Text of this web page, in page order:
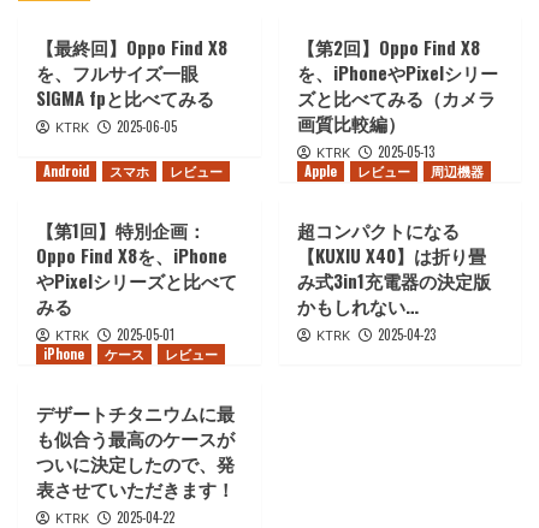
【最終回】Oppo Find X8
を、フルサイズ一眼
SIGMA fpと比べてみる
KTRK 2025-06-05
【第2回】Oppo Find X8
を、iPhoneやPixelシリー
ズと比べてみる（カメラ
画質比較編）
KTRK
2025-05-13
Android
スマホ レビュー
【第1回】特別企画：
Oppo Find X8を、iPhone
やPixelシリーズと比べて
みる
KTRK 2025-05-01
Apple レビュー 周辺機器
超コンパクトになる
【KUXIU X40】は折り畳
み式3in1充電器の決定版
かもしれない…
KTRK
2025-04-23
iPhone
ケース レビュー
デザートチタニウムに最
も似合う最高のケースが
ついに決定したので、発
表させていただきます！
KTRK 2025-04-22